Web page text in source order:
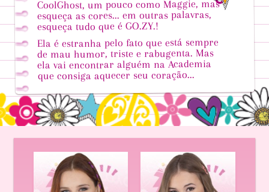
CoolGhost, um pouco como Maggie, mas
esqueça as cores... em outras palavras,
esqueça tudo que é GO.ZY.!
Ela é estranha pelo fato que está sempre
de mau humor, triste e rabugenta. Mas
ela vai encontrar alguém na Academia
que consiga aquecer seu coração...